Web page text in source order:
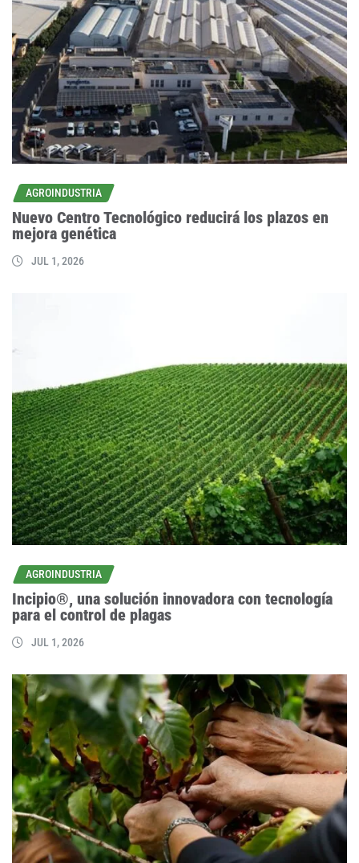
AGROINDUSTRIA
Nuevo Centro Tecnológico reducirá los plazos en
mejora genética
JUL 1, 2026
AGROINDUSTRIA
Incipio®, una solución innovadora con tecnología
para el control de plagas
JUL 1, 2026